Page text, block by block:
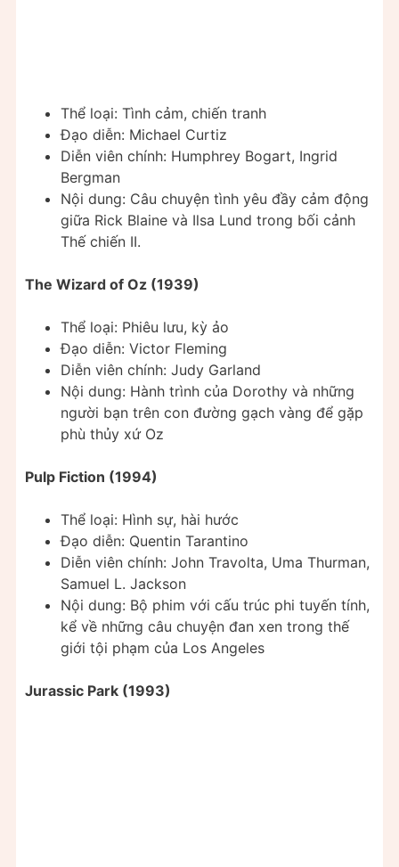
Thể loại: Tình cảm, chiến tranh
Đạo diễn: Michael Curtiz
Diễn viên chính: Humphrey Bogart, Ingrid
Bergman
Nội dung: Câu chuyện tình yêu đầy cảm động
giữa Rick Blaine và Ilsa Lund trong bối cảnh
Thế chiến II.
The Wizard of Oz (1939)
Thể loại: Phiêu lưu, kỳ ảo
Đạo diễn: Victor Fleming
Diễn viên chính: Judy Garland
Nội dung: Hành trình của Dorothy và những
người bạn trên con đường gạch vàng để gặp
phù thủy xứ Oz
Pulp Fiction (1994)
Thể loại: Hình sự, hài hước
Đạo diễn: Quentin Tarantino
Diễn viên chính: John Travolta, Uma Thurman,
Samuel L. Jackson
Nội dung: Bộ phim với cấu trúc phi tuyến tính,
kể về những câu chuyện đan xen trong thế
giới tội phạm của Los Angeles
Jurassic Park (1993)